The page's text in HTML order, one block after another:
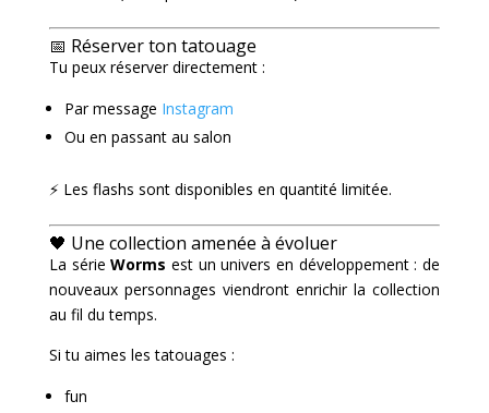
📅 Réserver ton tatouage
Tu peux réserver directement :
Par message Instagram
Ou en passant au salon
⚡ Les flashs sont disponibles en quantité limitée.
🖤 Une collection amenée à évoluer
La sérieWorms est un univers en développement : de
nouveaux personnages viendront enrichir la collection
au fil du temps.
Si tu aimes les tatouages :
fun